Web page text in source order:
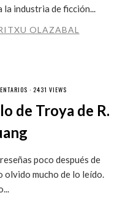
industria de ficción...
OLAZABAL
· 2431 VIEWS
de Troya de R.
poco después de
mucho de lo leído.